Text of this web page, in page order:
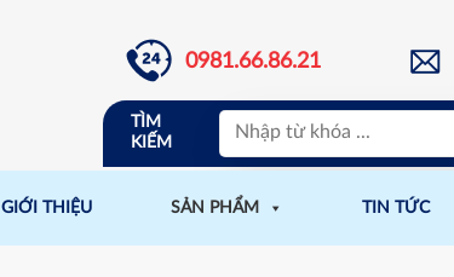
0981.66.86.21
TÌM
KIẾM
GIỚI THIỆU SẢN PHẨM TIN TỨC